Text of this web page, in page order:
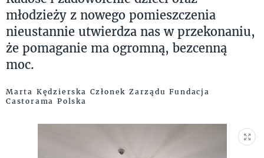
młodzieży z nowego pomieszczenia
nieustannie utwierdza nas w przekonaniu,
że pomaganie ma ogromną, bezcenną
moc.
Marta Kędzierska Członek Zarządu Fundacja
Castorama Polska